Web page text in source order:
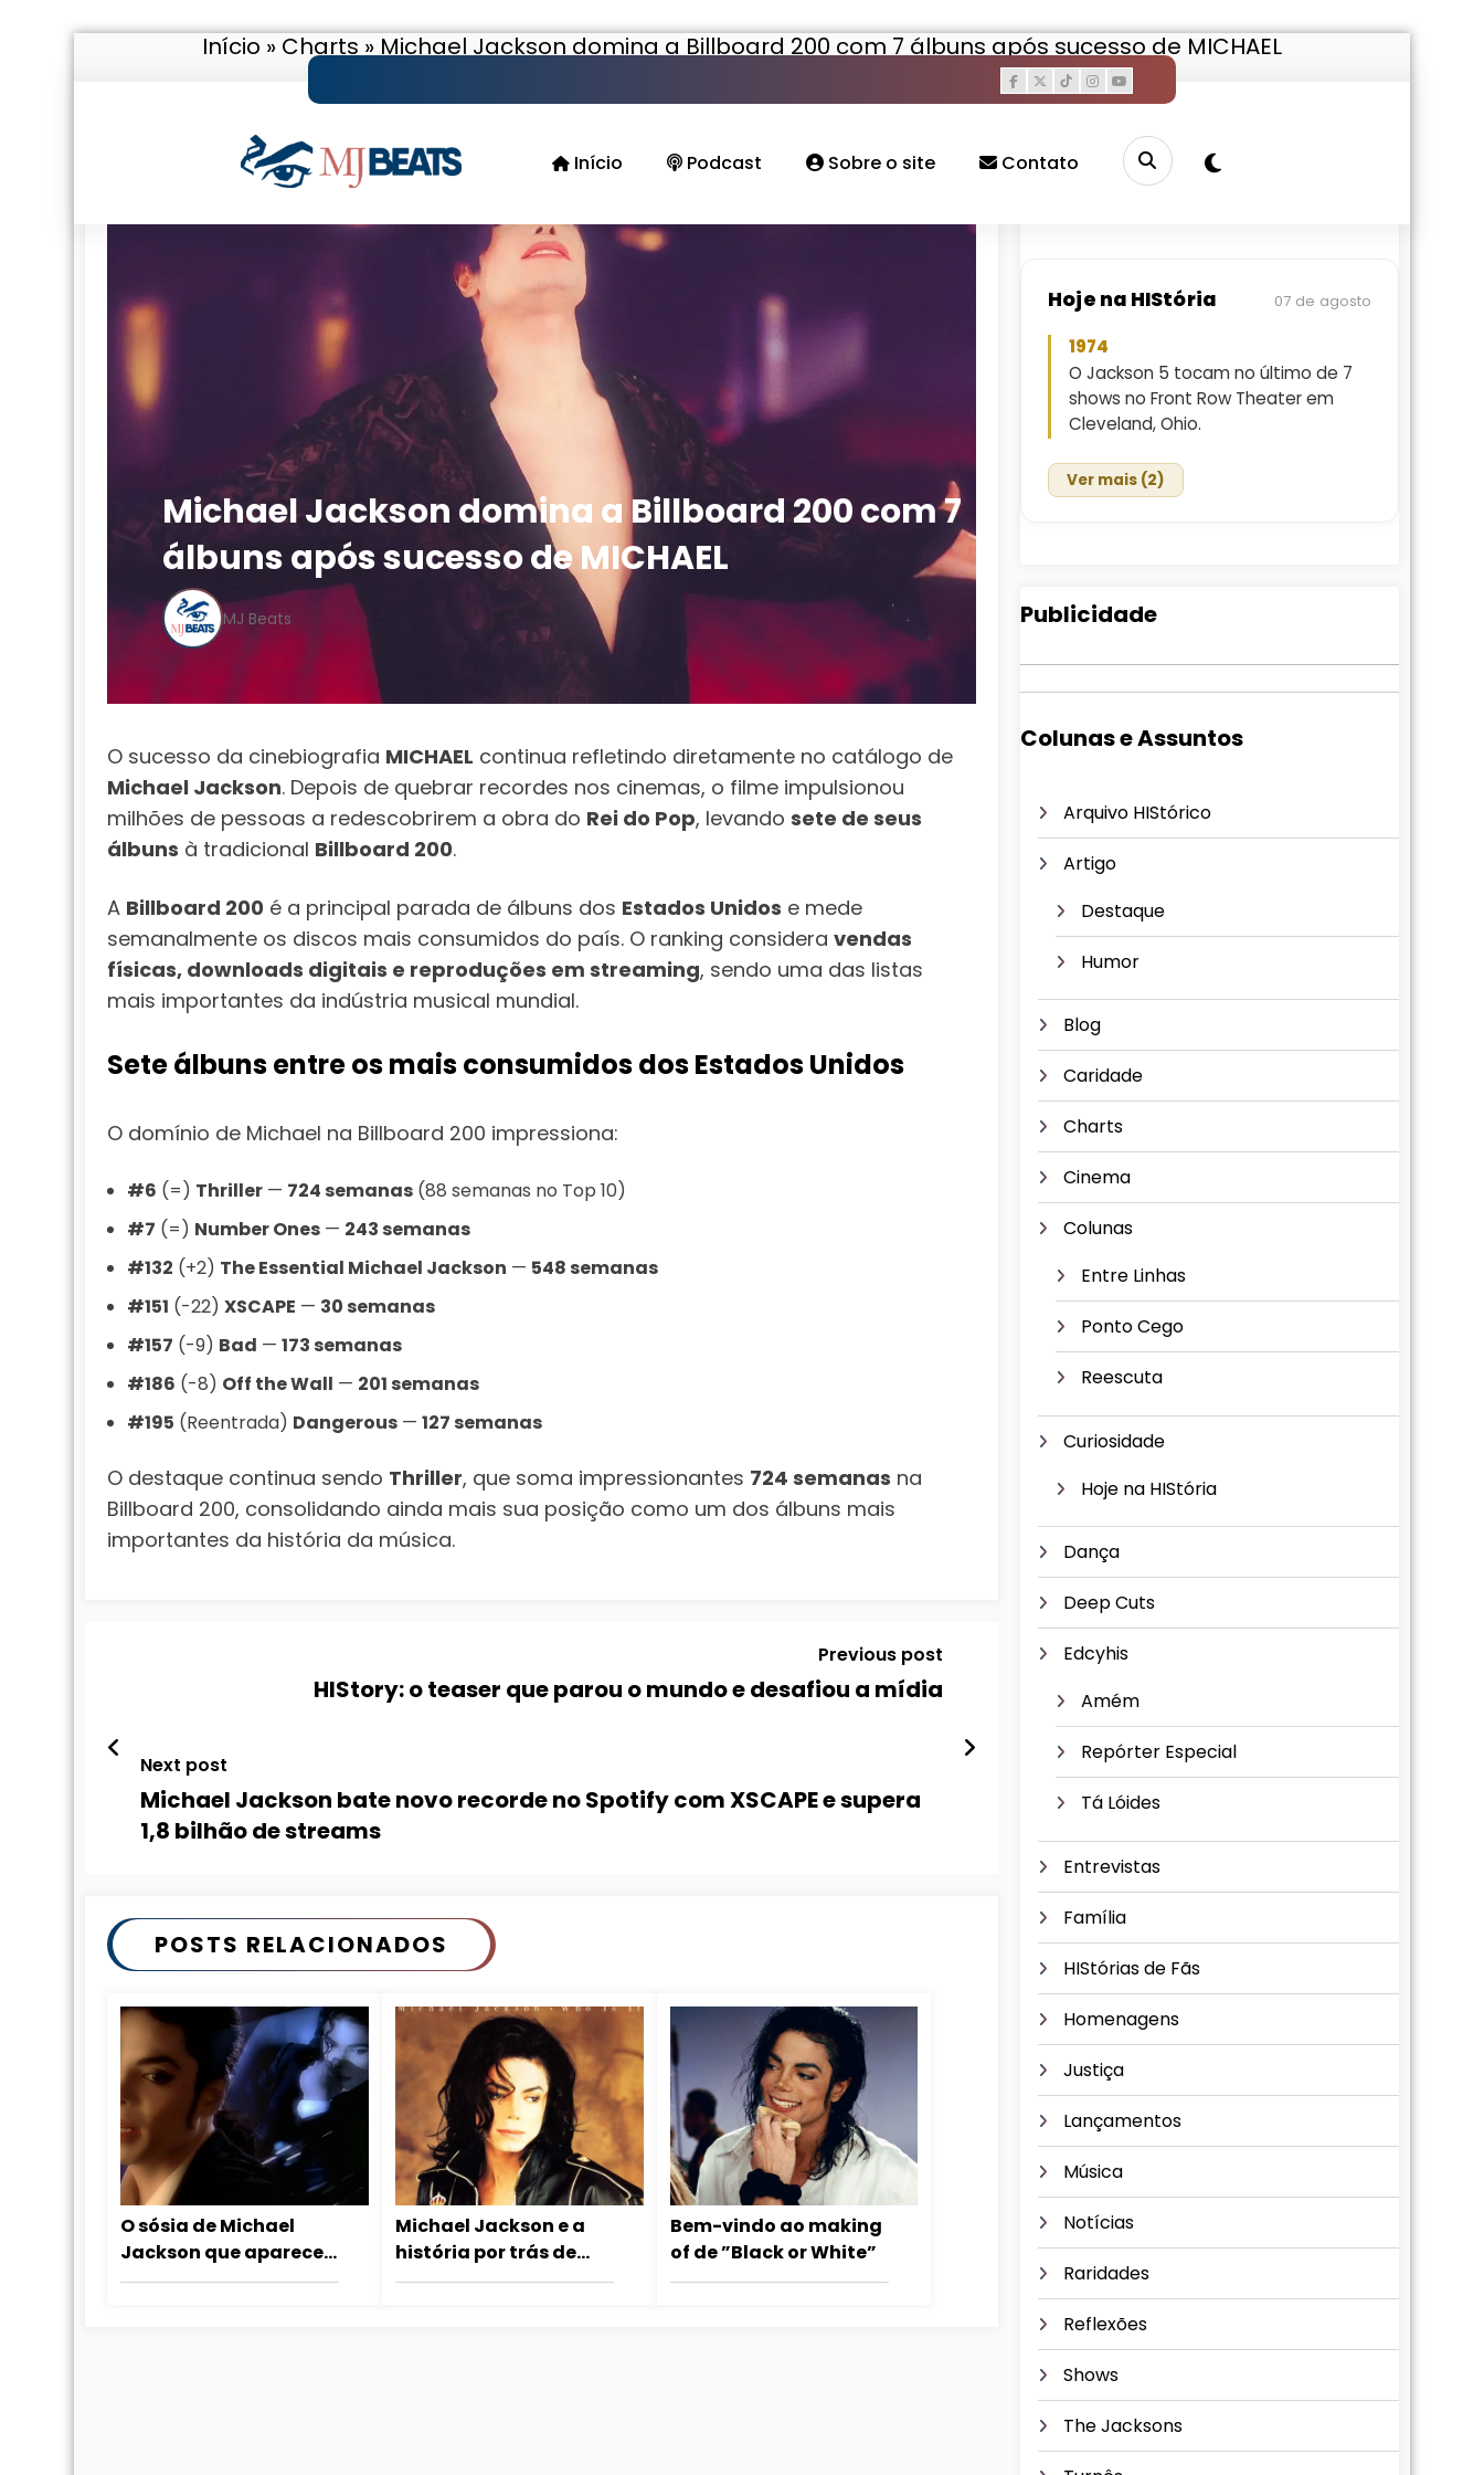
Início
Podcast Sobre o site Contato
Início » Charts » Michael Jackson domina a Billboard 200 com 7 álbuns após sucesso de MICHAEL
Michael Jackson domina a Billboard 200 com 7
álbuns após sucesso de MICHAEL
MJ Beats
O sucesso da cinebiografia MICHAEL continua refletindo diretamente no catálogo de
Michael Jackson. Depois de quebrar recordes nos cinemas, o filme impulsionou
milhões de pessoas a redescobrirem a obra do Rei do Pop, levando sete de seus
álbuns à tradicional Billboard 200.
A Billboard 200 é a principal parada de álbuns dos Estados Unidos e mede
semanalmente os discos mais consumidos do país. O ranking considera vendas
físicas, downloads digitais e reproduções em streaming, sendo uma das listas
mais importantes da indústria musical mundial.
Sete álbuns entre os mais consumidos dos Estados Unidos
O domínio de Michael na Billboard 200 impressiona:
#6 (=) Thriller — 724 semanas (88 semanas no Top 10)
#7 (=) Number Ones — 243 semanas
#132 (+2) The Essential Michael Jackson — 548 semanas
#151 (-22) XSCAPE — 30 semanas
#157 (-9) Bad — 173 semanas
#186 (-8) Off the Wall — 201 semanas
#195 (Reentrada) Dangerous — 127 semanas
O destaque continua sendo Thriller, que soma impressionantes 724 semanas na
Billboard 200, consolidando ainda mais sua posição como um dos álbuns mais
importantes da história da música.
Previous post
HIStory: o teaser que parou o mundo e desafiou a mídia
Next post
Michael Jackson bate novo recorde no Spotify com XSCAPE e supera
1,8 bilhão de streams
POSTS RELACIONADOS
O sósia de Michael
Jackson que aparece
no clipe Who Is It
Michael Jackson e a
história por trás de
Who Is It
Bem-vindo ao making
of de ”Black or White”
Hoje na HIStória 07 de agosto
1974
O Jackson 5 tocam no último de 7
shows no Front Row Theater em
Cleveland, Ohio.
Ver mais (2)
Publicidade
Colunas e Assuntos
Arquivo HIStórico
Artigo
Destaque
Humor
Blog
Caridade
Charts
Cinema
Colunas
Entre Linhas
Ponto Cego
Reescuta
Curiosidade
Hoje na HIStória
Dança
Deep Cuts
Edcyhis
Amém
Repórter Especial
Tá Lóides
Entrevistas
Família
HIStórias de Fãs
Homenagens
Justiça
Lançamentos
Música
Notícias
Raridades
Reflexões
Shows
The Jacksons